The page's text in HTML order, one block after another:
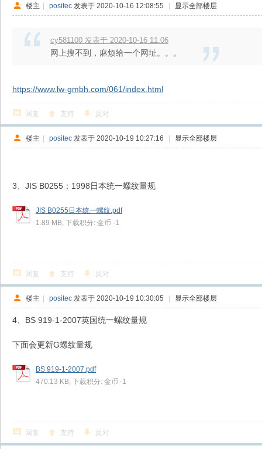
楼主 | positec 发表于 2020-10-16 12:08:55 | 显示全部楼层
cy581100 发表于 2020-10-16 11:06
网上搜不到，麻烦给一个网址。。。
https://www.lw-gmbh.com/061/index.html
回复 支持 反对
楼主 | positec 发表于 2020-10-19 10:27:16 | 显示全部楼层
3、JIS B0255：1998日本统一螺纹量规
JIS B0255日本统一螺纹.pdf
1.89 MB, 下载积分: 金币 -1
回复 支持 反对
楼主 | positec 发表于 2020-10-19 10:30:05 | 显示全部楼层
4、BS 919-1-2007英国统一螺纹量规
下面会更新G螺纹量规
BS 919-1-2007.pdf
470.13 KB, 下载积分: 金币 -1
回复 支持 反对